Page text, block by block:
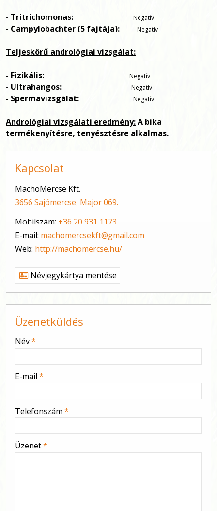
- Tritrichomonas: Negatív
- Campylobachter (5 fajtája): Negatív
Teljeskörű andrológiai vizsgálat:
- Fizikális: Negatív
- Ultrahangos: Negatív
- Spermavizsgálat: Negatív
Andrológiai vizsgálati eredmény:A bika
termékenyítésre, tenyésztésre alkalmas.
Kapcsolat
MachoMercse Kft.
3656 Sajómercse, Major 069.
Mobilszám: +36 20 931 1173
E-mail: machomercsekft@gmail.com
Web: http://machomercse.hu/
Névjegykártya mentése
Üzenetküldés
-
-
Név*
E-mail *
Telefonszám *
Üzenet*